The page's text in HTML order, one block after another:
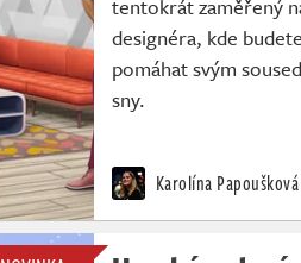
tentokrát zaměřený
designéra, kde
pomáhat svým
sny.
Karolína Papoušková